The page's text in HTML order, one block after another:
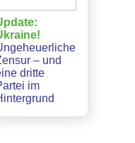
– und
dritte
im